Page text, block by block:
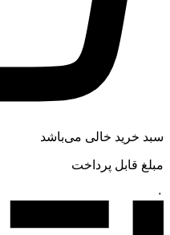
سبد خرید خالی می‌باشد
مبلغ قابل پرداخت
۰